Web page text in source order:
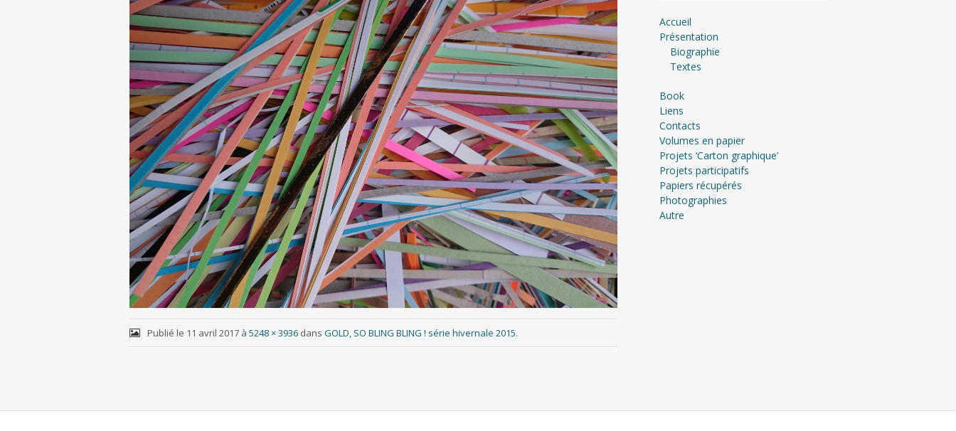
Publié le 11 avril 2017à 5248 × 3936dans GOLD, SO BLING BLING ! série hivernale 2015.
Accueil
Présentation
Biographie
Textes
Book
Liens
Contacts
Volumes en papier
Projets ‘Carton graphique’
Projets participatifs
Papiers récupérés
Photographies
Autre